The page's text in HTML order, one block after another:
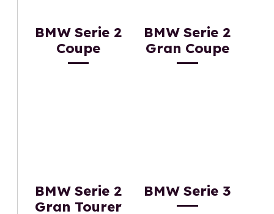
BMW Serie 2
Coupe
BMW Serie 2
Gran Coupe
BMW Serie 2
Gran Tourer
BMW Serie 3